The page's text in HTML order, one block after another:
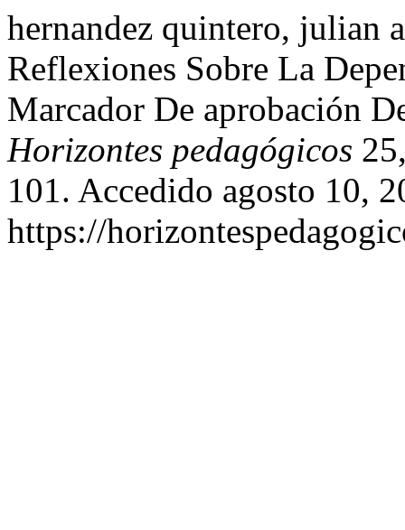
hernandez quintero, julian
Reflexiones Sobre La
Marcador De aprobación
Horizontes pedagógicos
101. Accedido agosto 10,
https://